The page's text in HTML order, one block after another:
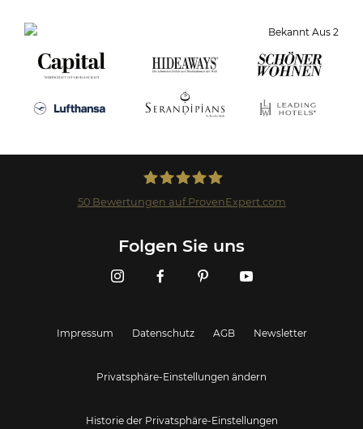
50Bewertungen auf ProvenExpert.com
Folgen Sie uns
Impressum Datenschutz AGB Newsletter
Privatsphäre-Einstellungen ändern
Historie der Privatsphäre-Einstellungen